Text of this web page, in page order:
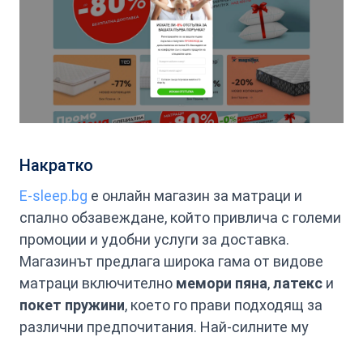
Накратко
E-sleep.bg е онлайн магазин за матраци и
спално обзавеждане, който привлича с големи
промоции и удобни услуги за доставка.
Магазинът предлага широка гама от видове
матраци включително мемори пяна,латекс и
покет пружини, което го прави подходящ за
различни предпочитания. Най-силните му